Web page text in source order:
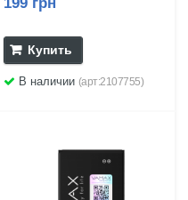
Купить
В наличии (арт:2107755)